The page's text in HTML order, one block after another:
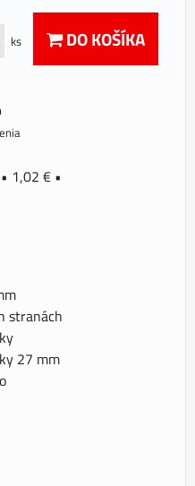
ks DO KOŠÍKA
• 1,02 € •
stranách
27 mm